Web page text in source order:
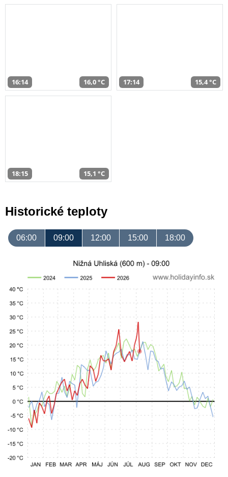
16:14 16,0 °C 17:14 15,4 °C
18:15 15,1 °C
Historické teploty
06:00 09:00 12:00 15:00 18:00